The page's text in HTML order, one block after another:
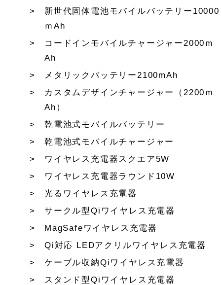
新世代固体電池モバイルバッテリー10000
ｍAh
コードインモバイルチャージャー2000ｍ
Ah
メタリックバッテリー2100mAh
カスタムデザインチャージャー（2200ｍ
Ah）
乾電池式モバイルバッテリー
乾電池式モバイルチャージャー
ワイヤレス充電器スクエア5W
ワイヤレス充電器ラウンド10W
光るワイヤレス充電器
サークル型Qiワイヤレス充電器
MagSafeワイヤレス充電器
Qi対応 LEDアクリルワイヤレス充電器
ケーブル収納Qiワイヤレス充電器
スタンド型Qiワイヤレス充電器